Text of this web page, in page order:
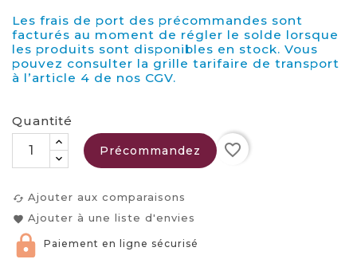
Les frais de port des précommandes sont
facturés au moment de régler le solde lorsque
les produits sont disponibles en stock. Vous
pouvez consulter la grille tarifaire de transport
à l’article 4 de nos CGV.
Quantité
Précommandez favorite_border
cached Ajouter aux comparaisons
favorite Ajouter à une liste d'envies
Paiement en ligne sécurisé